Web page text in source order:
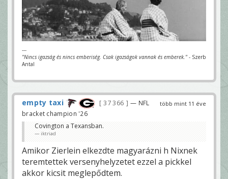
---
"Nincs igazság és nincs emberiség. Csak igazságok vannak és emberek." - Szerb
Antal
több mint 11 éve
empty taxi 37 366
— NFL
bracket champion '26
Covington a Texansban.
iktriad
Amikor Zierlein elkezdte magyarázni h Nixnek
teremtettek versenyhelyzetet ezzel a pickkel
akkor kicsit meglepődtem.